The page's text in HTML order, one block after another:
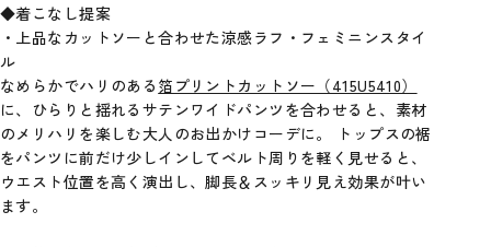
◆着こなし提案
・上品なカットソーと合わせた涼感ラフ・フェミニンスタイ
ル
なめらかでハリのある 箔プリントカットソー（415U5410）
に、ひらりと揺れるサテンワイドパンツを合わせると、素材
のメリハリを楽しむ大人のお出かけコーデに。 トップスの裾
をパンツに前だけ少しインしてベルト周りを軽く見せると、
ウエスト位置を高く演出し、脚長＆スッキリ見え効果が叶い
ます。